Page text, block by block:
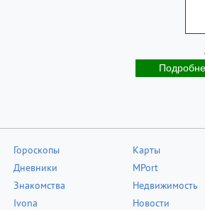
Гороскопы
Дневники
Знакомства
Ivona
Карты
MPort
Недвижимость
Новости